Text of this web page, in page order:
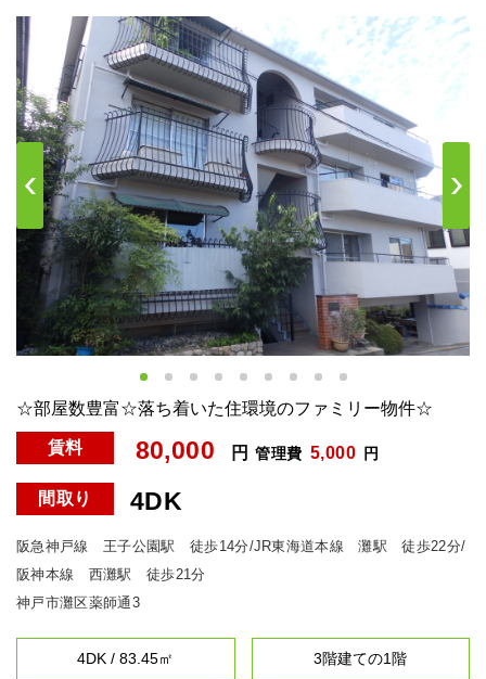
Next
☆部屋数豊富☆落ち着いた住環境のファミリー物件☆
賃料 80,000 円 管理費 5,000 円
間取り 4DK
阪急神戸線 王子公園駅 徒歩14分/JR東海道本線 灘駅 徒歩22分/
阪神本線 西灘駅 徒歩21分
神戸市灘区薬師通3
4DK / 83.45㎡ 3階建ての1階